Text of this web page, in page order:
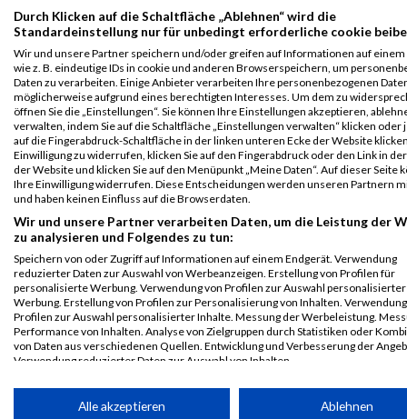
VeranstaltungStnr Name Name Jahr NationVerein
Nürnberg
B2RUN Nürnberg
Alfred 0000
GmbH
& Co
KG
Roth
B2Run
Nürnberg
Einzelwertung
männlich
537 Alfred Breit 0000 GER
ALDI
GmbH
& Co
Roth
00:30:31.9
B2Run
Nürnberg
Teamwertung
männlich
537 Alfred Breit 0000
GmbH
& Co
KG
Roth
B2Run
Teamwertung
537 Alfred Breit 0000 GER
ALDI
& Co
00:30:31.9
Durch Klicken auf die Schaltfläche „Ablehnen“ wird die
Standardeinstellung nur für unbedingt erforderliche cookie
Wir und unsere Partner speichern und/oder greifen auf Informationen auf einem
wie z. B. eindeutige IDs in cookie und anderen Browserspeichern, um
Daten zu verarbeiten. Einige Anbieter verarbeiten Ihre personenbezogenen
möglicherweise aufgrund eines berechtigten Interesses. Um dem zu
öffnen Sie die „Einstellungen“. Sie können Ihre Einstellungen akzeptieren,
verwalten, indem Sie auf die Schaltfläche „Einstellungen verwalten“ klicken oder
auf die Fingerabdruck-Schaltfläche in der linken unteren Ecke der Website
Einwilligung zu widerrufen, klicken Sie auf den Fingerabdruck oder den Link in
der Website und klicken Sie auf den Menüpunkt „Meine Daten“. Auf dieser Seite
Ihre Einwilligung widerrufen. Diese Entscheidungen werden unseren Partnern
und haben keinen Einfluss auf die Browserdaten.
Wir und unsere Partner verarbeiten Daten, um die Leistung der
zu analysieren und Folgendes zu tun:
Speichern von oder Zugriff auf Informationen auf einem Endgerät. Verwendung
reduzierter Daten zur Auswahl von Werbeanzeigen. Erstellung von Profilen für
personalisierte Werbung. Verwendung von Profilen zur Auswahl personalisierter
Werbung. Erstellung von Profilen zur Personalisierung von Inhalten.
Profilen zur Auswahl personalisierter Inhalte. Messung der Werbeleistung.
Performance von Inhalten. Analyse von Zielgruppen durch Statistiken oder
von Daten aus verschiedenen Quellen. Entwicklung und Verbesserung der
Verwendung reduzierter Daten zur Auswahl von Inhalten.
werden.
Ihre Einwilligung und die cookie Richtlinie gelten ausschließlich für diese
Alle akzeptieren Ablehnen